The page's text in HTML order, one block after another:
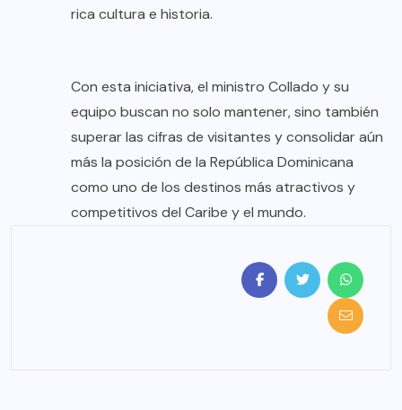
rica cultura e historia.
Con esta iniciativa, el ministro Collado y su
equipo buscan no solo mantener, sino también
superar las cifras de visitantes y consolidar aún
más la posición de la República Dominicana
como uno de los destinos más atractivos y
competitivos del Caribe y el mundo.